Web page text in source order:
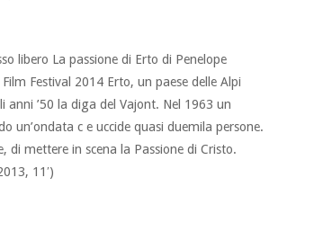
libero La passione di Erto di Penelope
Festival 2014 Erto, un paese delle Alpi
’50 la diga del Vajont. Nel 1963 un
un’ondata c e uccide quasi duemila persone.
mettere in scena la Passione di Cristo.
11′)